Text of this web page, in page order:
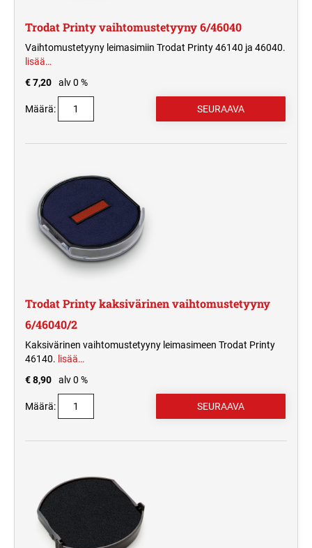
Trodat Printy vaihtomustetyyny 6/46040
Vaihtomustetyyny leimasimiin Trodat Printy 46140 ja 46040.
lisää…
€ 7,20
alv 0 %
Määrä:
Trodat Printy kaksivärinen vaihtomustetyyny
6/46040/2
Kaksivärinen vaihtomustetyyny leimasimeen Trodat Printy
46140. lisää…
€ 8,90
alv 0 %
Määrä: